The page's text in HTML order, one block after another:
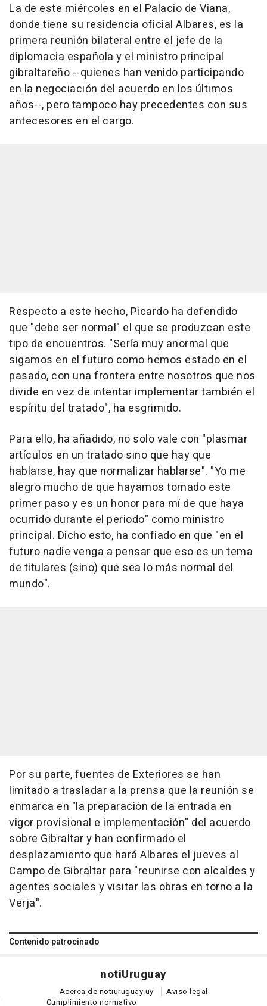
La de este miércoles en el Palacio de Viana,
donde tiene su residencia oficial Albares, es la
primera reunión bilateral entre el jefe de la
diplomacia española y el ministro principal
gibraltareño --quienes han venido participando
en la negociación del acuerdo en los últimos
años--, pero tampoco hay precedentes con sus
antecesores en el cargo.
Respecto a este hecho, Picardo ha defendido
que "debe ser normal" el que se produzcan este
tipo de encuentros. "Sería muy anormal que
sigamos en el futuro como hemos estado en el
pasado, con una frontera entre nosotros que nos
divide en vez de intentar implementar también el
espíritu del tratado", ha esgrimido.
Para ello, ha añadido, no solo vale con "plasmar
artículos en un tratado sino que hay que
hablarse, hay que normalizar hablarse". "Yo me
alegro mucho de que hayamos tomado este
primer paso y es un honor para mí de que haya
ocurrido durante el periodo" como ministro
principal. Dicho esto, ha confiado en que "en el
futuro nadie venga a pensar que eso es un tema
de titulares (sino) que sea lo más normal del
mundo".
Por su parte, fuentes de Exteriores se han
limitado a trasladar a la prensa que la reunión se
enmarca en "la preparación de la entrada en
vigor provisional e implementación" del acuerdo
sobre Gibraltar y han confirmado el
desplazamiento que hará Albares el jueves al
Campo de Gibraltar para "reunirse con alcaldes y
agentes sociales y visitar las obras en torno a la
Verja".
Contenido patrocinado
notiUruguay
Acerca de notiuruguay.uy
Aviso legal
Cumplimiento normativo